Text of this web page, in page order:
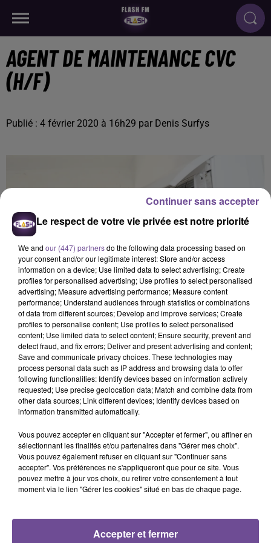
AGENT DE MAINTENANCE CVC
(H/F)
Publié : 4 février 2020 à 16h29 par Denis Surfys
Une entreprise recherche un agent de maintenance CVC
(Chauffage, Ventilation, Climatisation) (H/F). Vous aurez
pour mission d’effectuer la maintenance préventive et
corrective sur des installations de Génie Climatique. Savoir
diagnostiquer et réparer des pannes et savoir effectuer la
mise en service suivant les préconisations des fabricants.
Vous travaillerez sur la Haute-Vienne et ses alentours. Une
expérience de 5 ans est exigée. Il s’agit d’un CDI de 35 + 4
heures. Référence de l’offre : Maciejowski Services, 35 rue
Léon Serpollet à Limoges.
Le respect de votre vie privée est notre priorité
We and our (447) partnersdo the following data processing based on
your consent and/or our legitimate interest: Store and/or access
information on a device; Use limited data to select advertising; Create
profiles for personalised advertising; Use profiles to select personalised
advertising; Measure advertising performance; Measure content
performance; Understand audiences through statistics or combinations
of data from different sources; Develop and improve services; Create
profiles to personalise content; Use profiles to select personalised
content; Use limited data to select content; Ensure security, prevent and
detect fraud, and fix errors; Deliver and present advertising and content;
Save and communicate privacy choices. These technologies may
process personal data such as IP address and browsing data to offer
following functionalities: Identify devices based on information actively
requested; Use precise geolocation data; Match and combine data from
other data sources; Link different devices; Identify devices based on
information transmitted automatically.
Vous pouvez accepter en cliquant sur "Accepter et fermer", ou affiner en
sélectionnant les finalités et/ou partenaires dans "Gérer mes choix".
Vous pouvez également refuser en cliquant sur "Continuer sans
accepter". Vos préférences ne s'appliqueront que pour ce site. Vous
pouvez mettre à jour vos choix, ou retirer votre consentement à tout
moment via le lien "Gérer les cookies" situé en bas de chaque page.
Accepter et fermer
Continuer sans accepter